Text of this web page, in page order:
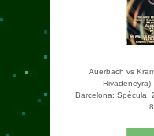
Auerbach vs
Barcelona: Spècula,